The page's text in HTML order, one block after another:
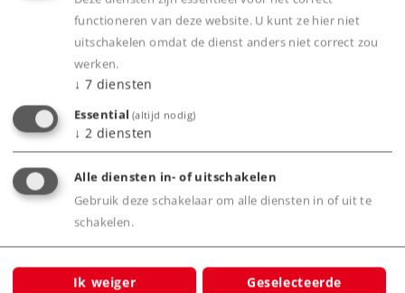
Productinfo
Bijbehorende producten
echt
functioneren van deze website. U kunt ze hier niet
uitschakelen omdat de dienst anders niet correct zou
werken.
↓ 7 diensten
Essential (altijd nodig)
↓ 2 diensten
Alle diensten in- of uitschakelen
Gebruik deze schakelaar om alle diensten in of uit te
schakelen.
Ik weiger Geselecteerde